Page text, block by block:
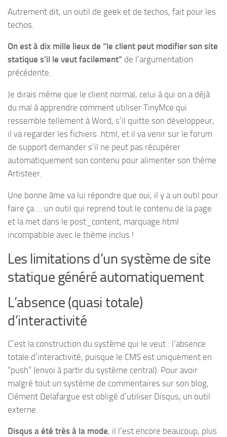
Autrement dit, un outil de geek et de techos, fait pour les
techos.
On est à dix mille lieux de “le client peut modifier son site
statique s’il le veut facilement” de l’argumentation
précédente.
Je dirais même que le client normal, celui à qui on a déjà
du mal à apprendre comment utiliser TinyMce qui
ressemble tellement à Word, s’il quitte son développeur,
il va regarder les fichiers .html, et il va venir sur le forum
de support demander s’il ne peut pas récupérer
automatiquement son contenu pour alimenter son thème
Artisteer.
Une bonne âme va lui répondre que oui, il y a un outil pour
faire ça…. un outil qui reprend tout le contenu de la page
et la met dans le post_content, marquage html
incompatible avec le thème inclus !
Les limitations d’un système de site
statique généré automatiquement
L’absence (quasi totale)
d’interactivité
C’est la construction du système qui le veut : l’absence
totale d’interactivité, puisque le CMS est uniquement en
“push” (envoi à partir du système central). Pour avoir
malgré tout un système de commentaires sur son blog,
Clément Delafargue est obligé d’utiliser Disqus, un outil
externe.
Disqus a été très à la mode, il l’est encore beaucoup, plus